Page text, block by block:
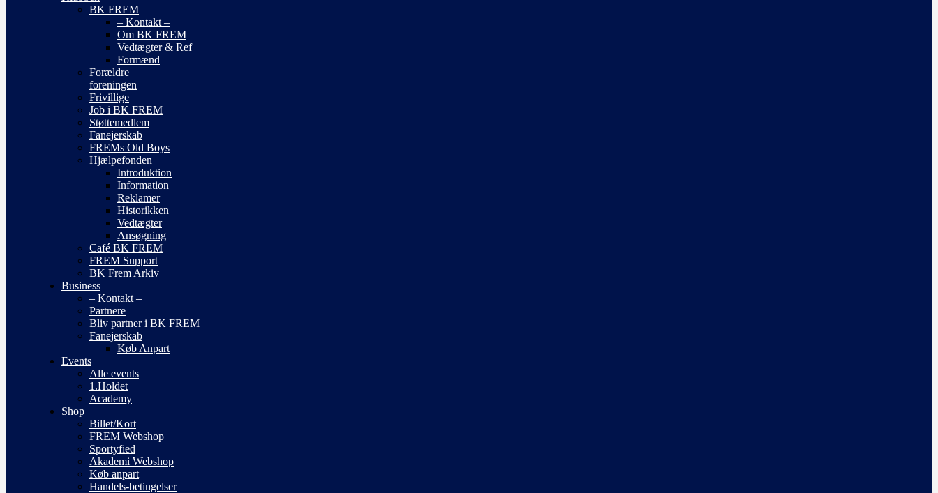
BK FREM
– Kontakt –
Om BK FREM
Vedtægter & Ref
Formænd
Forældre
foreningen
Frivillige
Job i BK FREM
Støttemedlem
Fanejerskab
FREMs Old Boys
Hjælpefonden
Introduktion
Information
Reklamer
Historikken
Vedtægter
Ansøgning
Café BK FREM
FREM Support
BK Frem Arkiv
Business
– Kontakt –
Partnere
Bliv partner i BK FREM
Fanejerskab
Køb Anpart
Events
Alle events
1.Holdet
Academy
Shop
Billet/Kort
FREM Webshop
Sportyfied
Akademi Webshop
Køb anpart
Handels-betingelser